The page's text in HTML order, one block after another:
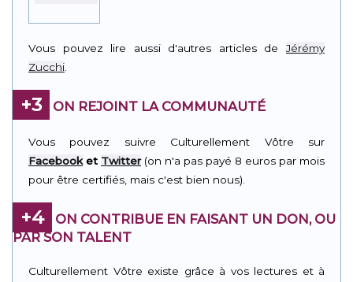
Vous pouvez lire aussi d'autres articles deJérémy
Zucchi
+3 ON REJOINT LA COMMUNAUTÉ
Vous pouvez suivre Culturellement Vôtre sur
Facebooket Twitter(on n'a pas payé 8 euros par mois
pour être certifiés, mais c'est bien nous).
+4
ON CONTRIBUE EN FAISANT UN DON, OU
PAR SON TALENT
Culturellement Vôtre existe grâce à vos lectures et à